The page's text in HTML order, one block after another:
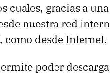
cuales, gracias a
nuestra red
como desde Internet.
poder